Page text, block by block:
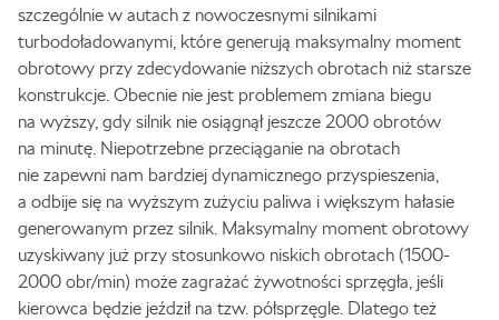
szczególnie w autach z nowoczesnymi silnikami
turbodoładowanymi, które generują maksymalny moment
obrotowy przy zdecydowanie niższych obrotach niż starsze
konstrukcje. Obecnie nie jest problemem zmiana biegu
na wyższy, gdy silnik nie osiągnął jeszcze 2000 obrotów
na minutę. Niepotrzebne przeciąganie na obrotach
nie zapewni nam bardziej dynamicznego przyspieszenia,
a odbije się na wyższym zużyciu paliwa i większym hałasie
generowanym przez silnik. Maksymalny moment obrotowy
uzyskiwany już przy stosunkowo niskich obrotach (1500-
2000 obr/min) może zagrażać żywotności sprzęgła, jeśli
kierowca będzie jeździł na tzw. półsprzęgle. Dlatego też